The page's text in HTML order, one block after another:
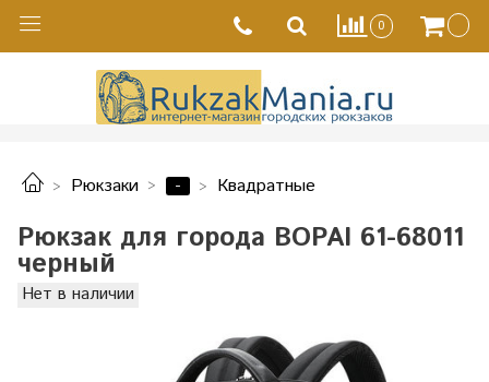
0
Рюкзаки - Квадратные
Рюкзак для города BOPAI 61-68011
черный
Нет в наличии